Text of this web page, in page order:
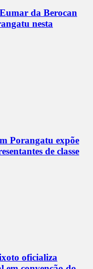
da Berocan
nesta
Porangatu expõe
de classe
oficializa